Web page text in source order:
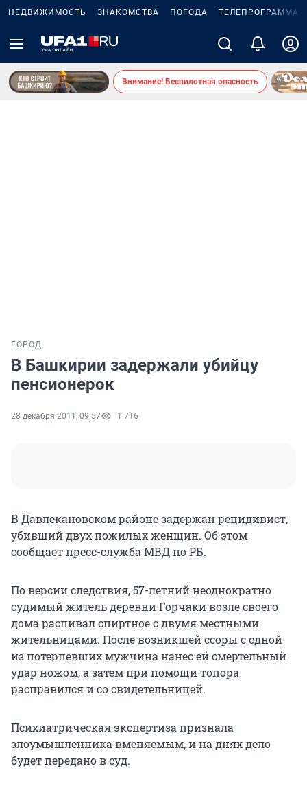
НЕДВИЖИМОСТЬ ЗНАКОМСТВА ПОГОДА ТЕЛЕПРОГРАММА
Внимание! Беспилотная опасность
ГОРОД
В Башкирии задержали убийцу
пенсионерок
28 декабря 2011, 09:57 1 716
В Давлекановском районе задержан рецидивист,
убивший двух пожилых женщин. Об этом
сообщает пресс-служба МВД по РБ.
По версии следствия, 57-летний неоднократно
судимый житель деревни Горчаки возле своего
дома распивал спиртное с двумя местными
жительницами. После возникшей ссоры с одной
из потерпевших мужчина нанес ей смертельный
удар ножом, а затем при помощи топора
расправился и со свидетельницей.
Психиатрическая экспертиза признала
злоумышленника вменяемым, и на днях дело
будет передано в суд.